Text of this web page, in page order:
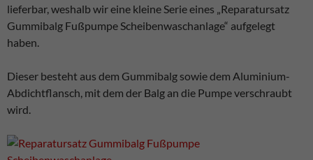
lieferbar, weshalb wir eine kleine Serie eines „Reparatursatz
Gummibalg Fußpumpe Scheibenwaschanlage“ aufgelegt
haben.
Dieser besteht aus dem Gummibalg sowie dem Aluminium-
Abdichtflansch, mit dem der Balg an die Pumpe verschraubt
wird.